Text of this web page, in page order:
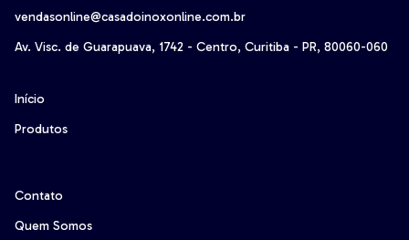
vendasonline@casadoinoxonline.com.br
Av. Visc. de Guarapuava, 1742 - Centro, Curitiba - PR, 80060-060
Início
Produtos
Contato
Quem Somos